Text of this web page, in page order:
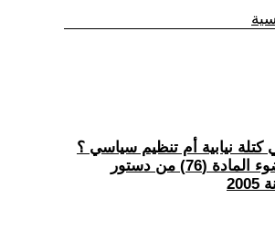
كتلة نيابية أم تنظيم سياسي ؟
دراسة تحليلية في ضوء المادة (76) من دستور